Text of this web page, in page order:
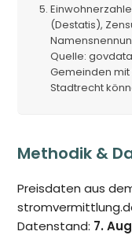
(Destatis),
Quelle:
Gemeinden
Stadtrecht
Methodik &
Preisdaten aus
Datenstand: 7.